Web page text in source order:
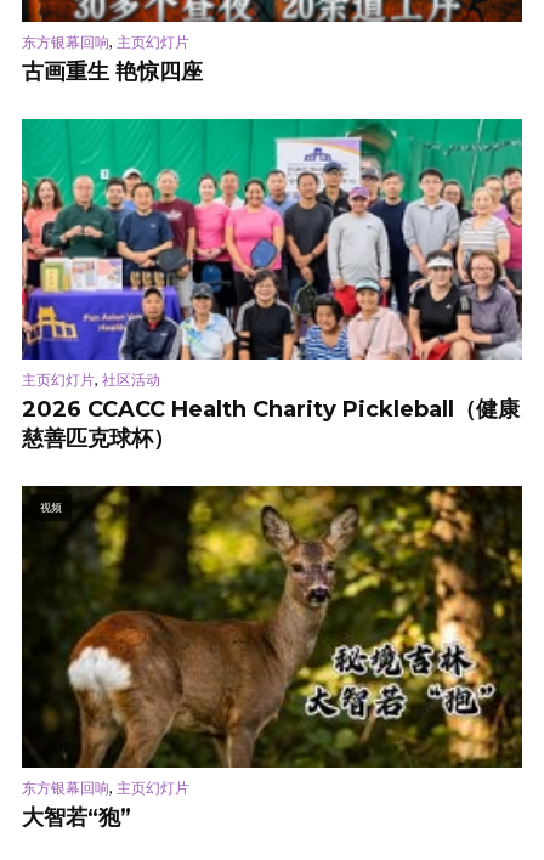
东方银幕回响, 主页幻灯片
古画重生 艳惊四座
主页幻灯片, 社区活动
2026 CCACC Health Charity Pickleball（健康
慈善匹克球杯）
视频
东方银幕回响, 主页幻灯片
大智若“狍”